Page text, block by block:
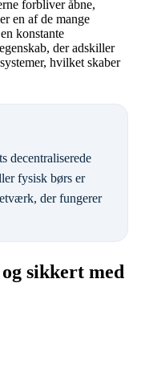
forbliver åbne,
en af de mange
konstante
der adskiller
hvilket skaber
decentraliserede
fysisk børs er
der fungerer
sikkert med